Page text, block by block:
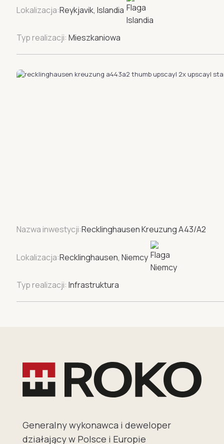
Lokalizacja:Reykjavik, Islandia
Typ realizacji: Mieszkaniowa
Nazwa inwestycji:Recklinghausen Kreuzung A43/A2
Lokalizacja:Recklinghausen, Niemcy
Typ realizacji: Infrastruktura
Generalny wykonawca i deweloper
działający w Polsce i Europie